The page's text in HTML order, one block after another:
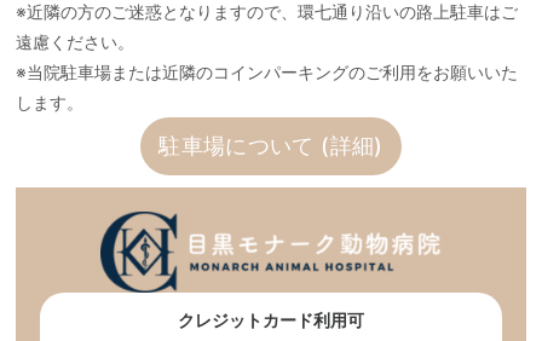
※近隣の方のご迷惑となりますので、環七通り沿いの路上駐車はご
遠慮ください。
※当院駐車場または近隣のコインパーキングのご利用をお願いいた
します。
駐車場について (詳細)
クレジットカード利用可